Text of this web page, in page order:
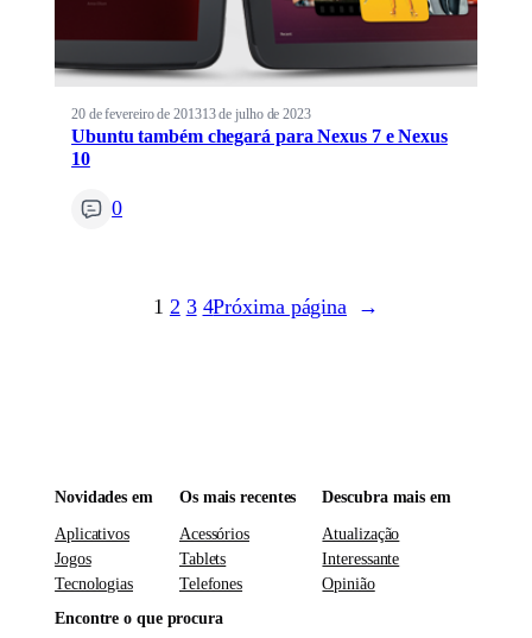
20 de fevereiro de 201313 de julho de 2023
Ubuntu também chegará para Nexus 7 e Nexus
10
0
1 2 3 4Próxima página →
Novidades em
Aplicativos
Jogos
Tecnologias
Os mais recentes
Acessórios
Tablets
Telefones
Descubra mais em
Atualização
Interessante
Opinião
Encontre o que procura